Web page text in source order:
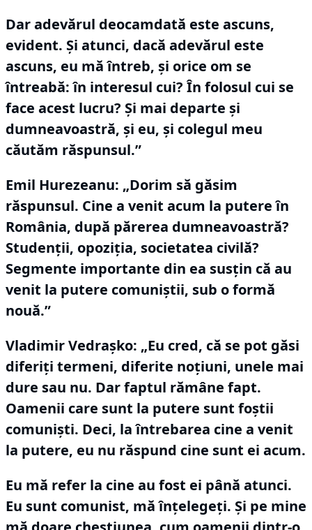
Dar adevărul deocamdată este ascuns,
evident. Şi atunci, dacă adevărul este
ascuns, eu mă întreb, şi orice om se
întreabă: în interesul cui? În folosul cui se
face acest lucru? Şi mai departe şi
dumneavoastră, şi eu, şi colegul meu
căutăm răspunsul.”
Emil Hurezeanu: „Dorim să găsim
răspunsul. Cine a venit acum la putere în
România, după părerea dumneavoastră?
Studenţii, opoziţia, societatea civilă?
Segmente importante din ea susţin că au
venit la putere comuniştii, sub o formă
nouă.”
Vladimir Vedraşko: „Eu cred, că se pot găsi
diferiţi termeni, diferite noţiuni, unele mai
dure sau nu. Dar faptul rămâne fapt.
Oamenii care sunt la putere sunt foştii
comunişti. Deci, la întrebarea cine a venit
la putere, eu nu răspund cine sunt ei acum.
Eu mă refer la cine au fost ei până atunci.
Eu sunt comunist, mă înţelegeţi. Şi pe mine